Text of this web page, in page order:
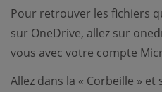
Pour retrouver les fichiers
sur OneDrive, allez sur
vous avec votre compte
Allez dans la « Corbeille »